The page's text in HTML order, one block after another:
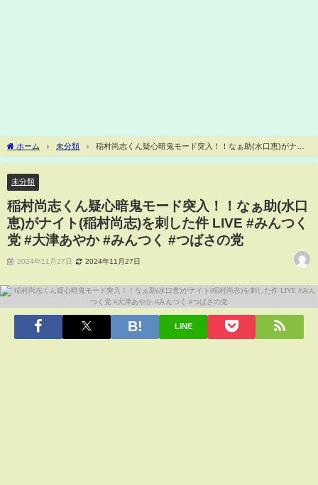
ホーム 未分類
稲村尚志くん疑心暗鬼モード突入！！なぁ助(水口恵)がナイ
ト(稲村尚志)を刺した件 LIVE #みんつく党 #大津あやか #みんつく #つばさの党
未分類
稲村尚志くん疑心暗鬼モード突入！！なぁ助(水口
恵)がナイト(稲村尚志)を刺した件 LIVE #みんつく
党 #大津あやか #みんつく #つばさの党
2024年11月27日 2024年11月27日
LINE